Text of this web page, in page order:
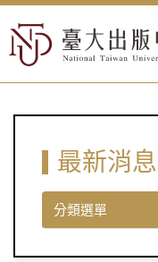
最新消息
分類選單